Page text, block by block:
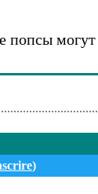
могут
)